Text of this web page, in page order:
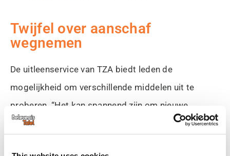
Twijfel over aanschaf
wegnemen
De uitleenservice van TZA biedt leden de
mogelijkheid om verschillende middelen uit te
proberen. “Het kan spannend zijn om nieuwe
technologie te gebruiken en vragen zoals “Vind ik